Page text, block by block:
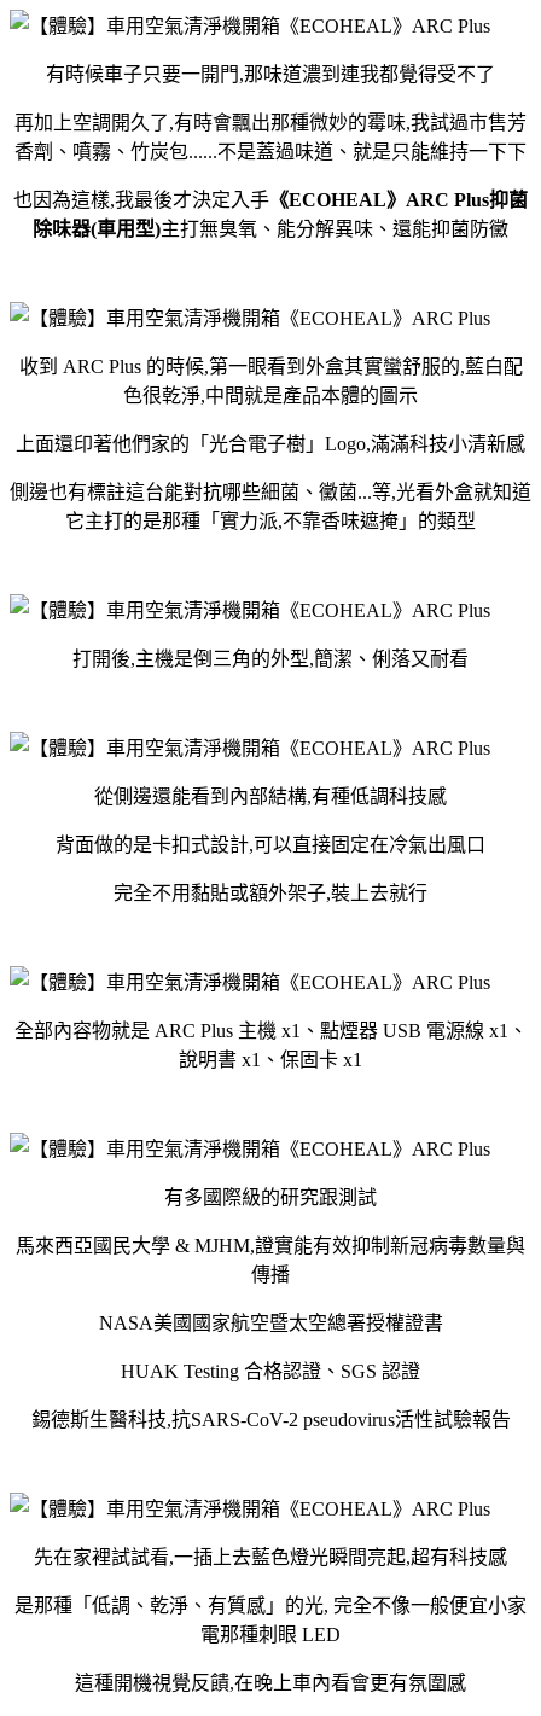
有時候車子只要一開門,那味道濃到連我都覺得受不了
再加上空調開久了,有時會飄出那種微妙的霉味,我試過市售芳
香劑、噴霧、竹炭包......不是蓋過味道、就是只能維持一下下
也因為這樣,我最後才決定入手 《ECOHEAL》ARC Plus抑菌
除味器(車用型)主打無臭氧、能分解異味、還能抑菌防黴
收到 ARC Plus 的時候,第一眼看到外盒其實蠻舒服的,藍白配
色很乾淨,中間就是產品本體的圖示
上面還印著他們家的「光合電子樹」Logo,滿滿科技小清新感
側邊也有標註這台能對抗哪些細菌、黴菌...等,光看外盒就知道
它主打的是那種「實力派,不靠香味遮掩」的類型
打開後,主機是倒三角的外型,簡潔、俐落又耐看
從側邊還能看到內部結構,有種低調科技感
背面做的是卡扣式設計,可以直接固定在冷氣出風口
完全不用黏貼或額外架子,裝上去就行
全部內容物就是 ARC Plus 主機 x1、點煙器 USB 電源線 x1、
說明書 x1、保固卡 x1
有多國際級的研究跟測試
馬來西亞國民大學 & MJHM,證實能有效抑制新冠病毒數量與
傳播
NASA美國國家航空暨太空總署授權證書
HUAK Testing 合格認證、SGS 認證
錫德斯生醫科技,抗SARS-CoV-2 pseudovirus活性試驗報告
先在家裡試試看,一插上去藍色燈光瞬間亮起,超有科技感
是那種「低調、乾淨、有質感」的光, 完全不像一般便宜小家
電那種刺眼 LED
這種開機視覺反饋,在晚上車內看會更有氛圍感